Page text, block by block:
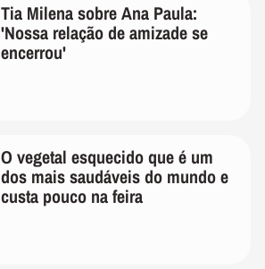
Tia Milena sobre Ana Paula:
'Nossa relação de amizade se
encerrou'
O vegetal esquecido que é um
dos mais saudáveis do mundo e
custa pouco na feira